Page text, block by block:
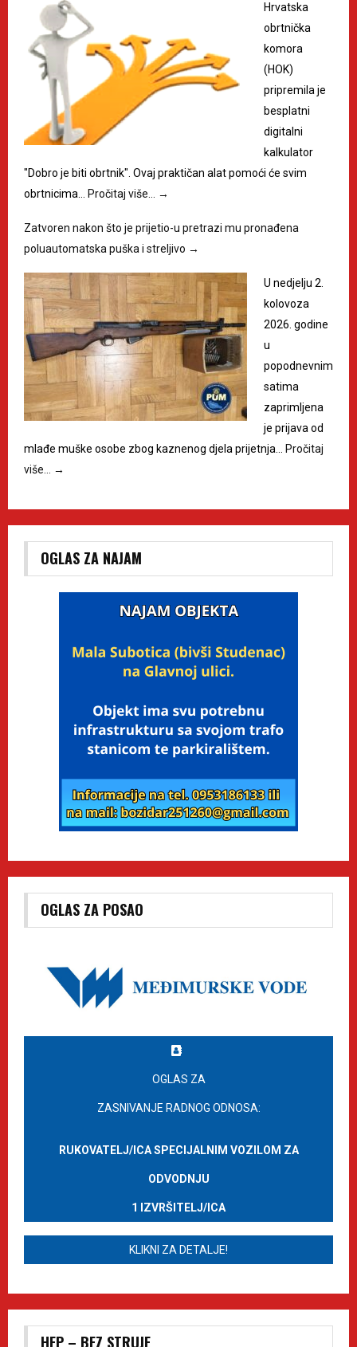
Hrvatska
obrtnička
komora
(HOK)
pripremila je
besplatni
digitalni
kalkulator
"Dobro je biti obrtnik". Ovaj praktičan alat pomoći će svim
obrtnicima… Pročitaj više… →
Zatvoren nakon što je prijetio-u pretrazi mu pronađena
poluautomatska puška i streljivo →
U nedjelju 2.
kolovoza
2026. godine
u
popodnevnim
satima
zaprimljena
je prijava od
mlađe muške osobe zbog kaznenog djela prijetnja… Pročitaj
više… →
OGLAS ZA NAJAM
OGLAS ZA POSAO
OGLAS ZA
ZASNIVANJE RADNOG ODNOSA:
RUKOVATELJ/ICA SPECIJALNIM VOZILOM ZA
ODVODNJU
1 IZVRŠITELJ/ICA
KLIKNI ZA DETALJE!
HEP – BEZ STRUJE